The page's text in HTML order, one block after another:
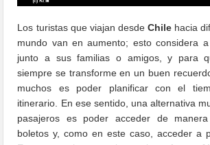
Los turistas que viajan desdeChile hacia
mundo van en aumento; esto considera
junto a sus familias o amigos, y para
siempre se transforme en un buen
muchos es poder planificar con el
itinerario. En ese sentido, una alternativa
pasajeros es poder acceder de
boletos y, como en este caso, acceder a